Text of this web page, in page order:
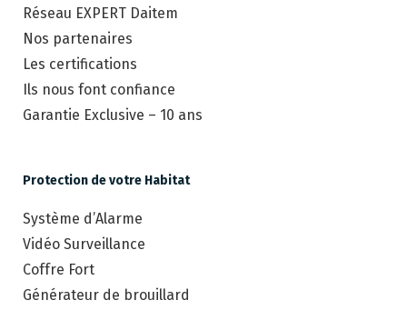
Réseau EXPERT Daitem
Nos partenaires
Les certifications
Ils nous font confiance
Garantie Exclusive – 10 ans
Protection de votre Habitat
Système d’Alarme
Vidéo Surveillance
Coffre Fort
Générateur de brouillard